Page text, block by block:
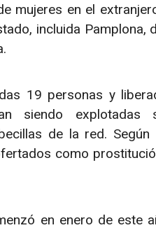
mujeres en el
incluida Pamplona,
19 personas y
siendo explotadas
de la red.
como
en enero de este